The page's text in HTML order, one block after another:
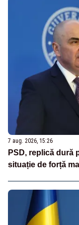
7 aug. 2026, 15:26
PSD, replică dură
situație de forță